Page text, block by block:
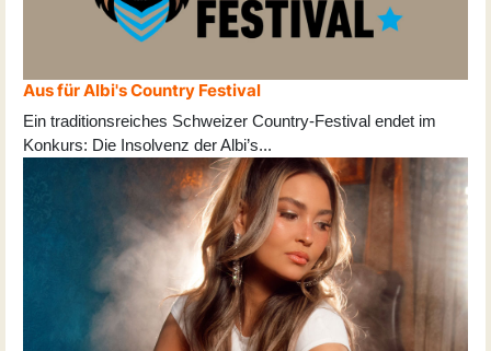
Aus für Albi's Country Festival
Ein traditionsreiches Schweizer Country-Festival endet im
Konkurs: Die Insolvenz der Albi’s...